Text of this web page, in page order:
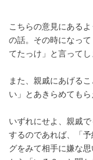
こちらの意見にある
の話。その時になっ
てたっけ」と言って
また、親戚にあげる
い」とあきらめても
いずれにせよ、親戚
するのであれば、「
グをみて相手に嫌な